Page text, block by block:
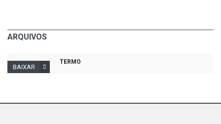
ARQUIVOS
BAIXAR
TERMO